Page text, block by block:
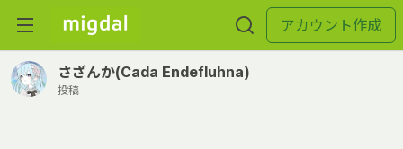
アカウント作成
さざんか(Cada Endefluhna)
投稿